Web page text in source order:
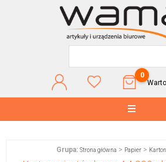
0
Grupa: Strona główna > Papier >